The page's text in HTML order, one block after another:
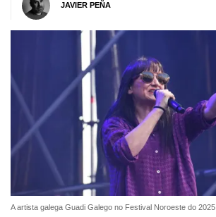
JAVIER PEÑA
A artista galega Guadi Galego no Festival Noroeste do 2025